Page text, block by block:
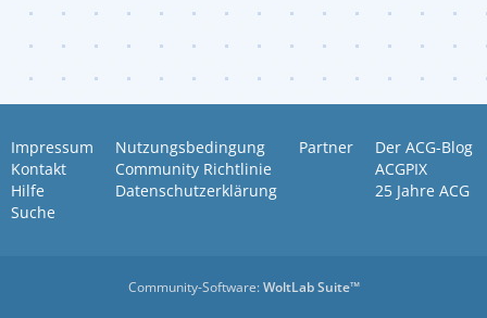
Impressum
Kontakt
Hilfe
Suche
Nutzungsbedingung
Community Richtlinie
Datenschutzerklärung
Partner
Der ACG-Blog
ACGPIX
25 Jahre ACG
Community-Software:WoltLab Suite™